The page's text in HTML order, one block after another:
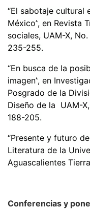
“El sabotaje cultural
México”, en Revista
sociales, UAM-X,
235-255.
“En busca de la
imagen”, en
Posgrado de la
Diseño de la UAM-
188-205.
“Presente y futuro
Literatura de la
Aguascalientes
Conferencias y